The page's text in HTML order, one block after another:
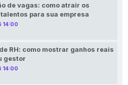
de vagas: como atrair os
para sua empresa
14:00
RH: como mostrar ganhos reais
gestor
14:00